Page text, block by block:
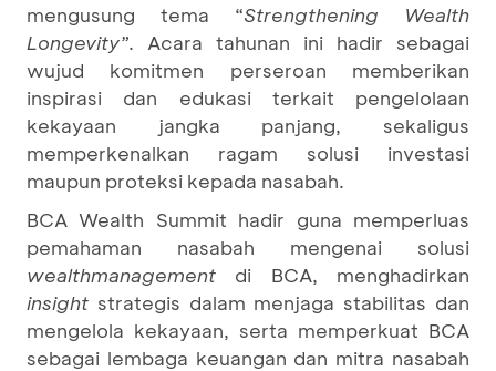
mengusung tema “Strengthening Wealth
Longevity”. Acara tahunan ini hadir sebagai
wujud komitmen perseroan memberikan
inspirasi dan edukasi terkait pengelolaan
kekayaan jangka panjang, sekaligus
memperkenalkan ragam solusi investasi
maupun proteksi kepada nasabah.
BCA Wealth Summit hadir guna memperluas
pemahaman nasabah mengenai solusi
wealthmanagement di BCA, menghadirkan
insight strategis dalam menjaga stabilitas dan
mengelola kekayaan, serta memperkuat BCA
sebagai lembaga keuangan dan mitra nasabah